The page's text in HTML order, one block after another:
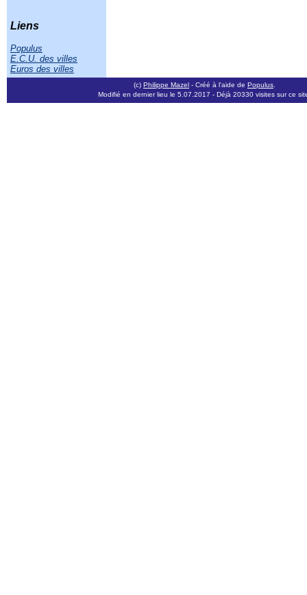
Liens
Populus
E.C.U. des villes
Euros des villes
(c) Philippe Mazel - Créé à l'aide de Populus
Modifié en dernier lieu le 5.07.2017 - Déjà 20330 visites sur ce